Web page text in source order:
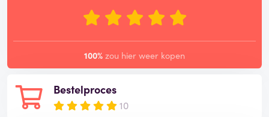
Bestelproces
10
100% zou hier weer kopen